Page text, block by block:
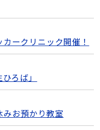
ークリニック開催！
ろば」
みお預かり教室